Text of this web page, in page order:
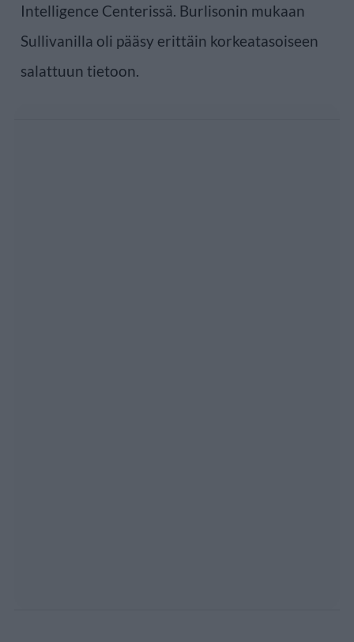
Intelligence Centerissä. Burlisonin mukaan
Sullivanilla oli pääsy erittäin korkeatasoiseen
salattuun tietoon.